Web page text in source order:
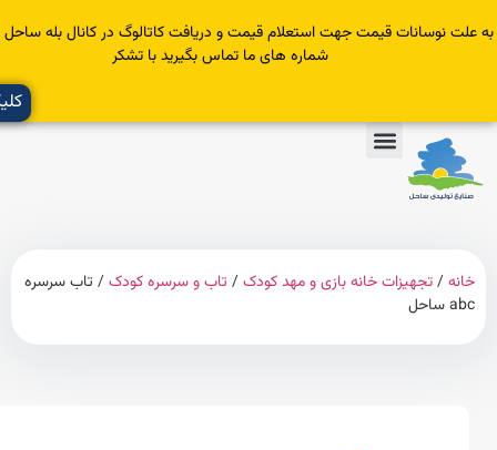
قیمت جهت استعلام قیمت و دریافت کاتالوگ در کانال بله ساحل عضو یا با
شماره های ما تماس بگیرید با تشکر
کلیک کنید
تجهیزات خانه بازی و مهد کودک/تاب و سرسره کودک/ تاب سرسره